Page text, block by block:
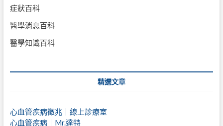
症狀百科
醫學消息百科
醫學知識百科
精選文章
心血管疾病徵兆｜線上診療室
心血管疾病｜Mr.達特